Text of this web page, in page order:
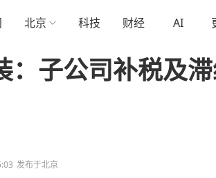
北京 科技 财经 AI
：子公司补税及
发布于北京